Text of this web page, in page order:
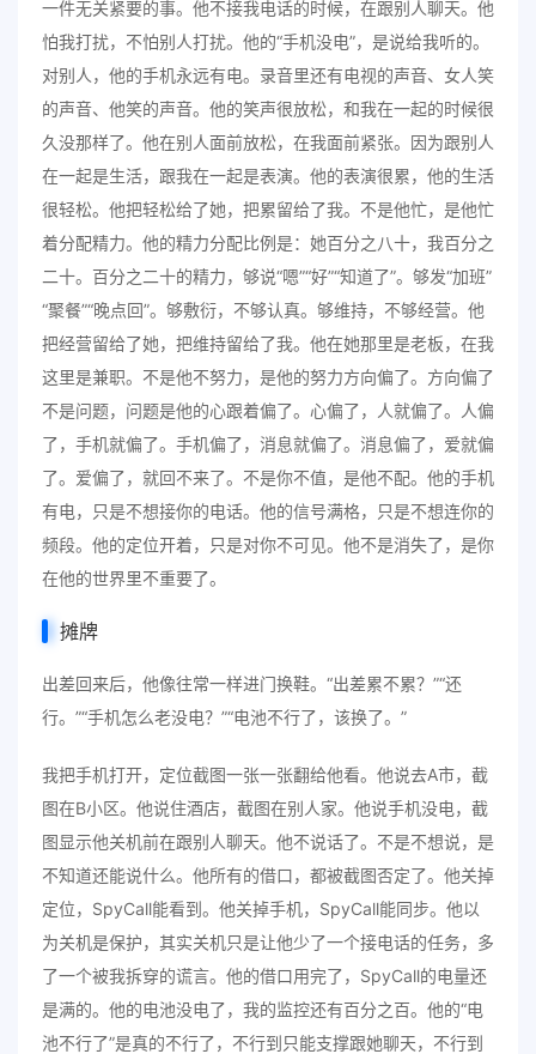
一件无关紧要的事。他不接我电话的时候，在跟别人聊天。他
怕我打扰，不怕别人打扰。他的“手机没电”，是说给我听的。
对别人，他的手机永远有电。录音里还有电视的声音、女人笑
的声音、他笑的声音。他的笑声很放松，和我在一起的时候很
久没那样了。他在别人面前放松，在我面前紧张。因为跟别人
在一起是生活，跟我在一起是表演。他的表演很累，他的生活
很轻松。他把轻松给了她，把累留给了我。不是他忙，是他忙
着分配精力。他的精力分配比例是：她百分之八十，我百分之
二十。百分之二十的精力，够说“嗯”“好”“知道了”。够发“加班”
“聚餐”“晚点回”。够敷衍，不够认真。够维持，不够经营。他
把经营留给了她，把维持留给了我。他在她那里是老板，在我
这里是兼职。不是他不努力，是他的努力方向偏了。方向偏了
不是问题，问题是他的心跟着偏了。心偏了，人就偏了。人偏
了，手机就偏了。手机偏了，消息就偏了。消息偏了，爱就偏
了。爱偏了，就回不来了。不是你不值，是他不配。他的手机
有电，只是不想接你的电话。他的信号满格，只是不想连你的
频段。他的定位开着，只是对你不可见。他不是消失了，是你
在他的世界里不重要了。
摊牌
出差回来后，他像往常一样进门换鞋。“出差累不累？”“还
行。”“手机怎么老没电？”“电池不行了，该换了。”
我把手机打开，定位截图一张一张翻给他看。他说去A市，截
图在B小区。他说住酒店，截图在别人家。他说手机没电，截
图显示他关机前在跟别人聊天。他不说话了。不是不想说，是
不知道还能说什么。他所有的借口，都被截图否定了。他关掉
定位，SpyCall能看到。他关掉手机，SpyCall能同步。他以
为关机是保护，其实关机只是让他少了一个接电话的任务，多
了一个被我拆穿的谎言。他的借口用完了，SpyCall的电量还
是满的。他的电池没电了，我的监控还有百分之百。他的“电
池不行了”是真的不行了，不行到只能支撑跟她聊天，不行到